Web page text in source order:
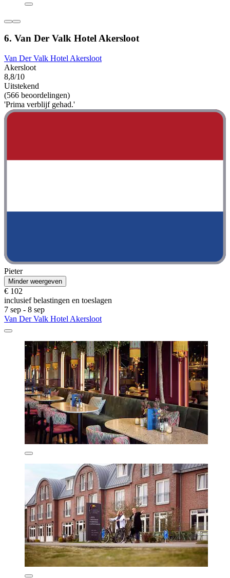
6. Van Der Valk Hotel Akersloot
Van Der Valk Hotel Akersloot
Akersloot
8,8/10
Uitstekend
(566 beoordelingen)
'Prima verblijf gehad.'
Pieter
Minder weergeven
€ 102
inclusief belastingen en toeslagen
7 sep - 8 sep
Van Der Valk Hotel Akersloot